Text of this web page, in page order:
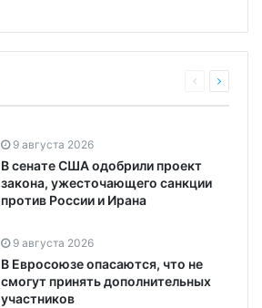
9 августа 2026
В сенате США одобрили проект
закона, ужесточающего санкции
против России и Ирана
9 августа 2026
В Евросоюзе опасаются, что не
смогут принять дополнительных
участников